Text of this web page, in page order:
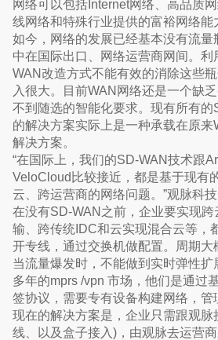
网络可以包括Internet网络、高品质
线网络和特殊行业提供的富裕网络能
如今，网络的发展已经基本没有流
中在国际出口、网络运营商网间。
WAN改造方式不能有效的消除这些
入很大。目前WAN网络还是一个缺
不到随选的智能化要求。现有所有的
的解决方案实际上是一种承载在原来
解决方案。
“在国际上，我们的SD-WAN技术跟
VeloCloud比较接近，都是基于现有
云、跨运营商的网络问题。”观脉科技
在没有SD-WAN之前，企业要实现
输、跨传统IDC和云实现混合云等，
开专线，通过交换机做配置。周期大
当流量爆发时，不能做到实时弹性
多年的mprs /vpn 市场，他们是通过
签协议，需要专有设备构建网络，管
现在的解决方案是，企业只需跟观脉
线、以及盒子接入)，由观脉去运营